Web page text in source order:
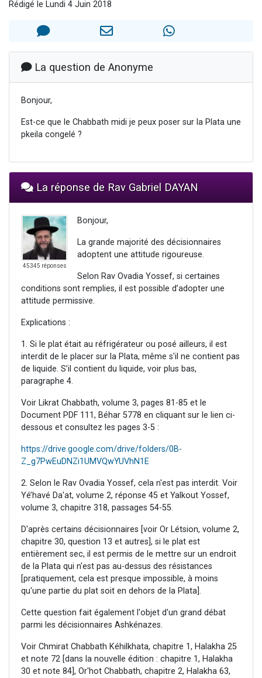
Il reste 49 places pour étudier en groupe sur Zoom
2 nouvelles musiques dans Torah-Box Music
6 personnes viennent de nous rejoindre sur WhatsApp
Rédigé le Lundi 4 Juin 2018
La question de Anonyme
Bonjour,
Est-ce que le Chabbath midi je peux poser sur la Plata une
pkeila congelé ?
La réponse de Rav Gabriel DAYAN
45345 réponses
Bonjour,
La grande majorité des décisionnaires
adoptent une attitude rigoureuse.
Selon Rav Ovadia Yossef, si certaines
conditions sont remplies, il est possible d’adopter une
attitude permissive.
Explications :
1. Si le plat était au réfrigérateur ou posé ailleurs, il est
interdit de le placer sur la Plata, même s'il ne contient pas
de liquide. S’il contient du liquide, voir plus bas,
paragraphe 4.
Voir Likrat Chabbath, volume 3, pages 81-85 et le
Document PDF 111, Béhar 5778 en cliquant sur le lien ci-
dessous et consultez les pages 3-5 :
https://drive.google.com/drive/folders/0B-
Z_g7PwEuDNZi1UMVQwYUVhN1E
2. Selon le Rav Ovadia Yossef, cela n'est pas interdit. Voir
Yé’havé Da'at, volume 2, réponse 45 et Yalkout Yossef,
volume 3, chapitre 318, passages 54-55.
D'après certains décisionnaires [voir Or Létsion, volume 2,
chapitre 30, question 13 et autres], si le plat est
entièrement sec, il est permis de le mettre sur un endroit
de la Plata qui n'est pas au-dessus des résistances
[pratiquement, cela est presque impossible, à moins
qu'une partie du plat soit en dehors de la Plata].
Cette question fait également l'objet d'un grand débat
parmi les décisionnaires Ashkénazes.
Voir Chmirat Chabbath Kéhilkhata, chapitre 1, Halakha 25
et note 72 [dans la nouvelle édition : chapitre 1, Halakha
30 et note 84], Or'hot Chabbath, chapitre 2, Halakha 63,